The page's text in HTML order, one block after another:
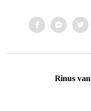
Rinus